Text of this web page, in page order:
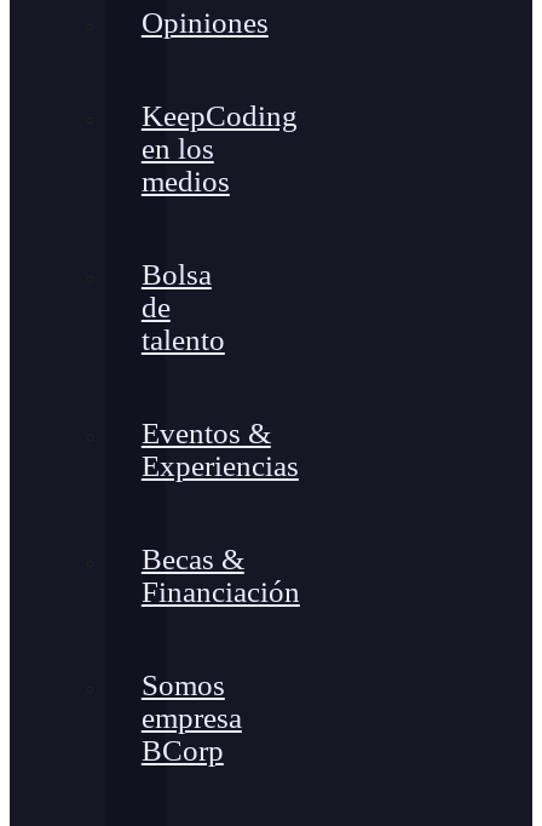
Opiniones
KeepCoding
en los
medios
Bolsa
de
talento
Eventos &
Experiencias
Becas &
Financiación
Somos
empresa
BCorp